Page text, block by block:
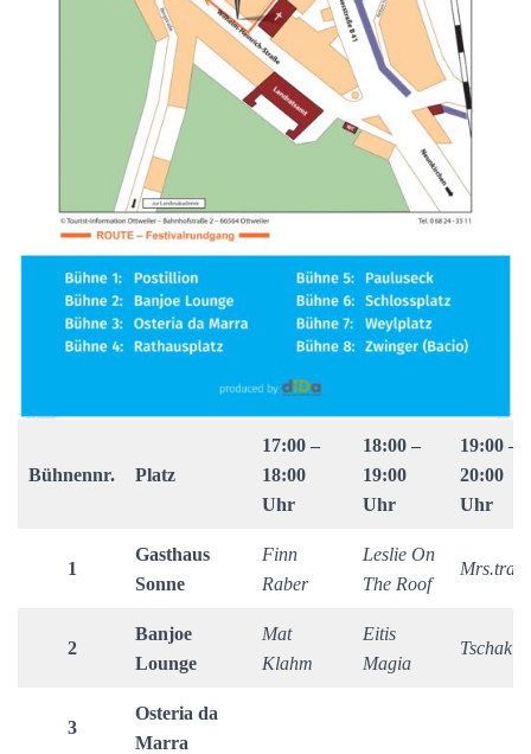
Bühnennr. Platz
17:00 –
18:00
Uhr
18:00 –
19:00
Uhr
19:00 –
20:00
Uhr
1
Gasthaus
Sonne
Finn
Raber
Leslie On
The Roof
Mrs.train
2
Banjoe
Lounge
Mat
Klahm
Eitis
Magia
Tschak’s
3
Osteria da
Marra